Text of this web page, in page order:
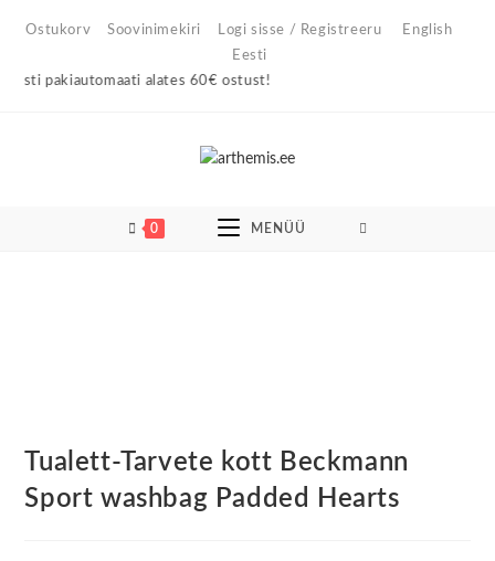
Ostukorv Soovinimekiri Logi sisse / Registreeru
English
Eesti
pakiautomaati alates 60€ ostust!
0 MENÜÜ
Tualett-Tarvete kott Beckmann
Sport washbag Padded Hearts